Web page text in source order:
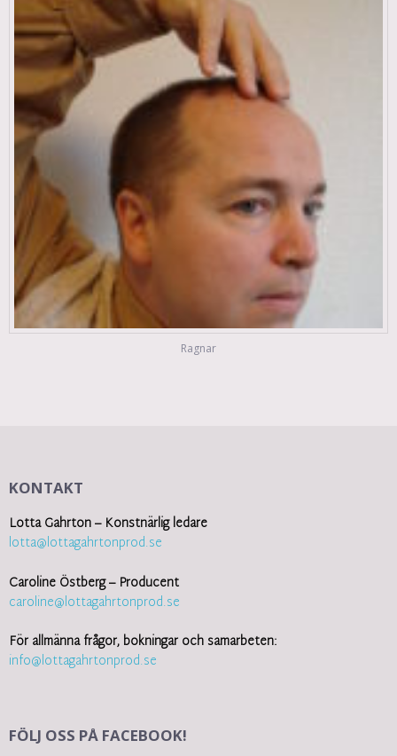
Ragnar
KONTAKT
Lotta Gahrton – Konstnärlig ledare
lotta@lottagahrtonprod.se
Caroline Östberg – Producent
caroline@lottagahrtonprod.se
För allmänna frågor, bokningar och samarbeten:
info@lottagahrtonprod.se
FÖLJ OSS PÅ FACEBOOK!